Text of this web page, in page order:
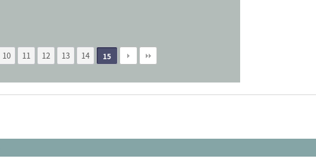
10 11 12 13 14 15